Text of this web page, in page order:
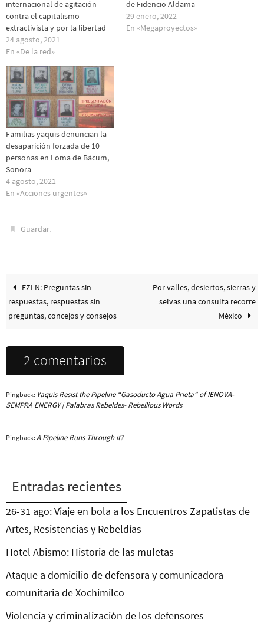
internacional de agitación
contra el capitalismo
extractivista y por la libertad
24 agosto, 2021
En «De la red»
de Fidencio Aldama
29 enero, 2022
En «Megaproyectos»
Familias yaquis denuncian la
desaparición forzada de 10
personas en Loma de Bácum,
Sonora
4 agosto, 2021
En «Acciones urgentes»
Guardar.
EZLN: Preguntas sin
respuestas, respuestas sin
preguntas, concejos y consejos
Por valles, desiertos, sierras y
selvas una consulta recorre
México
2 comentarios
Pingback: Yaquis Resist the Pipeline “Gasoducto Agua Prieta” of IENOVA-
SEMPRA ENERGY | Palabras Rebeldes- Rebellious Words
Pingback: A Pipeline Runs Through it?
Entradas recientes
26-31 ago: Viaje en bola a los Encuentros Zapatistas de
Artes, Resistencias y Rebeldías
Hotel Abismo: Historia de las muletas
Ataque a domicilio de defensora y comunicadora
comunitaria de Xochimilco
Violencia y criminalización de los defensores